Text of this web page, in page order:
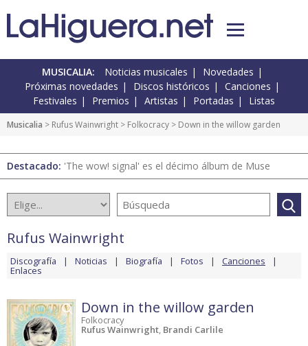
MUSICALIA: Noticias musicales
Novedades
Próximas novedades
Discos históricos
Canciones
Festivales
Premios Artistas Portadas Listas
Musicalia > Rufus Wainwright > Folkocracy > Down in the willow garden
Destacado: 'The wow! signal' es el décimo álbum de Muse
Rufus Wainwright
Discografía Noticias Biografía Fotos Canciones
Enlaces
Down in the willow garden
Folkocracy
Rufus Wainwright, Brandi Carlile